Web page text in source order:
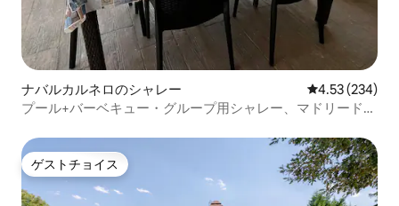
ナバルカルネロのシャレー レビュー234
4.53 (234)
プール+バーベキュー・グループ用シャレー、マドリードか
ゲストチョイス
ゲストチョイス